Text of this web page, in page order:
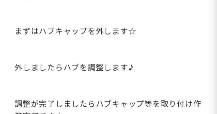
まずはハブキャップを外します☆
外しましたらハブを調整します♪
調整が完了しましたらハブキャップ等を取り付け作